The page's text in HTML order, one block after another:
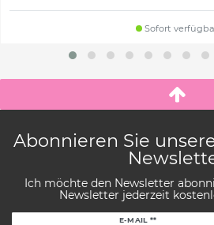
Sofort
Abonnieren Sie
Ich möchte den Newsletter
Newsletter jederzeit
E-MAIL **